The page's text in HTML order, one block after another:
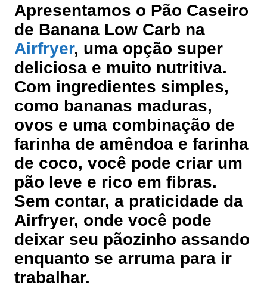
Apresentamos o Pão Caseiro
de Banana Low Carb na
Airfryer, uma opção super
deliciosa e muito nutritiva.
Com ingredientes simples,
como bananas maduras,
ovos e uma combinação de
farinha de amêndoa e farinha
de coco, você pode criar um
pão leve e rico em fibras.
Sem contar, a praticidade da
Airfryer, onde você pode
deixar seu pãozinho assando
enquanto se arruma para ir
trabalhar.